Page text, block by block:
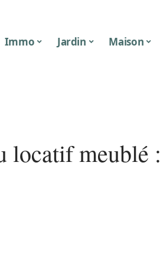
Immo Jardin Maison
locatif meublé :